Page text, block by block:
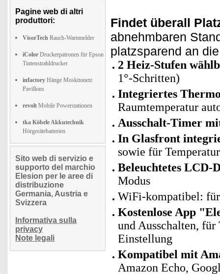
Pagine web di altri
produttori:
VisorTech Rauch-Warnmelder
iColor Druckerpatronen für Epson
Tintenstrahldrucker
infactory Hänge Moskitonetz
Pavillons
revolt Mobile Powerstationen
tka Köbele Akkutechnik
Hörgerätebatterien
Sito web di servizio e
supporto del marchio
Elesion per le aree di
distribuzione
Germania, Austria e
Svizzera
Informativa sulla
privacy
Note legali
Findet überall
abnehmbaren
platzsparend an
2 Heiz-Stufen
1°-Schritten)
Integriertes
Raumtemperatur
Ausschalt-Timer
In Glasfront
sowie für
Beleuchtetes LCD-
Modus
WiFi-kompatibel:
Kostenlose App
und Ausschalten,
Einstellung
Kompatibel mit
Amazon Echo,